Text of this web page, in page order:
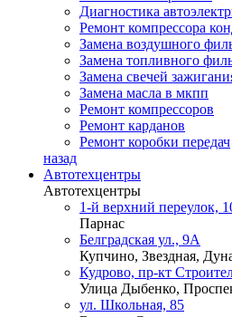
Диагностика
Ремонт компрессора
Замена воздушного
Замена топливного
Замена свечей
Замена масла в мкпп
Ремонт компрессоров
Ремонт карданов
Ремонт коробки передач
назад
Автотехцентры
Автотехцентры
1-й верхний переулок,
Парнас
Белградская ул., 9А
Купчино, Звездная,
Кудрово, пр-кт
Улица Дыбенко,
ул. Школьная, 85